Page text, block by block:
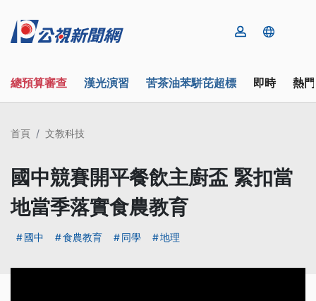
總預算審查 漢光演習 苦茶油苯駢芘超標 即時 熱
首頁 文教科技
國中競賽開平餐飲主廚盃 緊扣當
地當季落實食農教育
國中 食農教育 同學 地理